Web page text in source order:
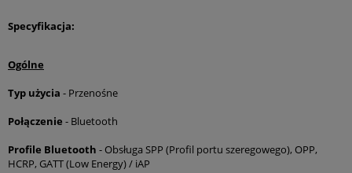
Specyfikacja:
Ogólne
Typ użycia - Przenośne
Połączenie - Bluetooth
Profile Bluetooth - Obsługa SPP (Profil portu szeregowego), OPP,
HCRP, GATT (Low Energy) / iAP